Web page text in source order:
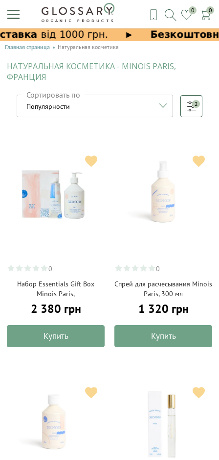
0 0
Главная страница Натуральная косметика
НАТУРАЛЬНАЯ КОСМЕТИКА - MINOIS PARIS,
ФРАНЦИЯ
Сортировать по
2
0
Набор Essentials Gift Box
Minois Paris,
2 380 грн
Купить
0
Спрей для расчесывания Minois
Paris, 300 мл
1 320 грн
Купить